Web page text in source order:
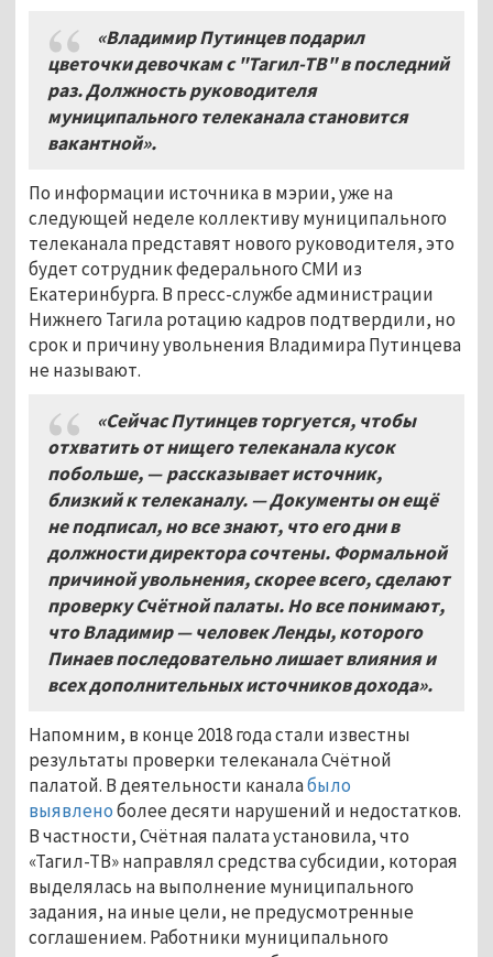
«Владимир Путинцев подарил
цветочки девочкам с "Тагил-ТВ" в последний
раз. Должность руководителя
муниципального телеканала становится
вакантной».
По информации источника в мэрии, уже на
следующей неделе коллективу муниципального
телеканала представят нового руководителя, это
будет сотрудник федерального СМИ из
Екатеринбурга. В пресс-службе администрации
Нижнего Тагила ротацию кадров подтвердили, но
срок и причину увольнения Владимира Путинцева
не называют.
«Сейчас Путинцев торгуется, чтобы
отхватить от нищего телеканала кусок
побольше, —рассказывает источник,
близкий к телеканалу. —Документы он ещё
не подписал, но все знают, что его дни в
должности директора сочтены. Формальной
причиной увольнения, скорее всего, сделают
проверку Счётной палаты. Но все понимают,
что Владимир—человек Ленды, которого
Пинаев последовательно лишает влияния и
всех дополнительных источников дохода».
Напомним, в конце 2018 года стали известны
результаты проверки телеканала Счётной
палатой. В деятельности каналабыло
выявленоболее десяти нарушений и недостатков.
В частности, Счётная палата установила, что
«Тагил-ТВ» направлял средства субсидии, которая
выделялась на выполнение муниципального
задания, на иные цели, не предусмотренные
соглашением. Работники муниципального